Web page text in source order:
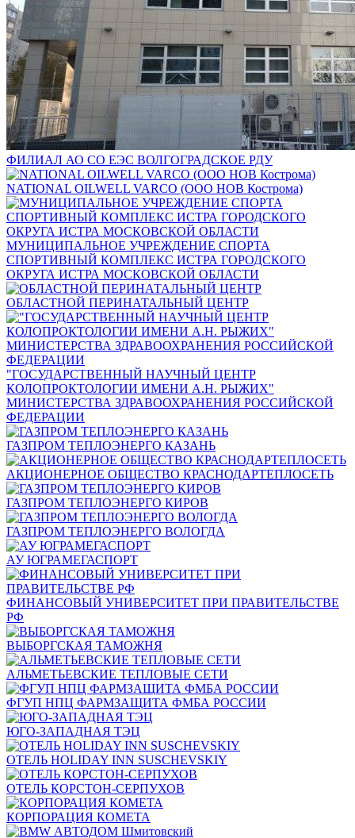
ФИЛИАЛ АО СО ЕЭС ВОЛГОГРАДСКОЕ РДУ
NATIONAL OILWELL VARCO (ООО НОВ Кострома)
МУНИЦИПАЛЬНОЕ УЧРЕЖДЕНИЕ СПОРТА
СПОРТИВНЫЙ КОМПЛЕКС ИСТРА ГОРОДСКОГО
ОКРУГА ИСТРА МОСКОВСКОЙ ОБЛАСТИ
ОБЛАСТНОЙ ПЕРИНАТАЛЬНЫЙ ЦЕНТР
"ГОСУДАРСТВЕННЫЙ НАУЧНЫЙ ЦЕНТР
КОЛОПРОКТОЛОГИИ ИМЕНИ А.Н. РЫЖИХ"
МИНИСТЕРСТВА ЗДРАВООХРАНЕНИЯ РОССИЙСКОЙ
ФЕДЕРАЦИИ
ГАЗПРОМ ТЕПЛОЭНЕРГО КАЗАНЬ
АКЦИОНЕРНОЕ ОБЩЕСТВО КРАСНОДАРТЕПЛОСЕТЬ
ГАЗПРОМ ТЕПЛОЭНЕРГО КИРОВ
ГАЗПРОМ ТЕПЛОЭНЕРГО ВОЛОГДА
АУ ЮГРАМЕГАСПОРТ
ФИНАНСОВЫЙ УНИВЕРСИТЕТ ПРИ ПРАВИТЕЛЬСТВЕ
РФ
ВЫБОРГСКАЯ ТАМОЖНЯ
АЛЬМЕТЬЕВСКИЕ ТЕПЛОВЫЕ СЕТИ
ФГУП НПЦ ФАРМЗАЩИТА ФМБА РОССИИ
ЮГО-ЗАПАДНАЯ ТЭЦ
ОТЕЛЬ HOLIDAY INN SUSCHEVSKIY
ОТЕЛЬ КОРСТОН-СЕРПУХОВ
КОРПОРАЦИЯ КОМЕТА